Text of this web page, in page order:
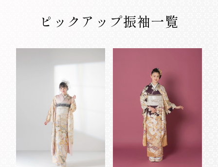
ピックアップ振袖一覧